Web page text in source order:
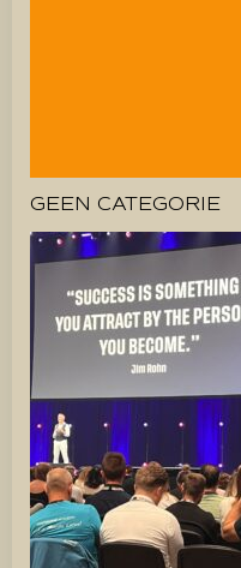
GEEN CATEGORIE